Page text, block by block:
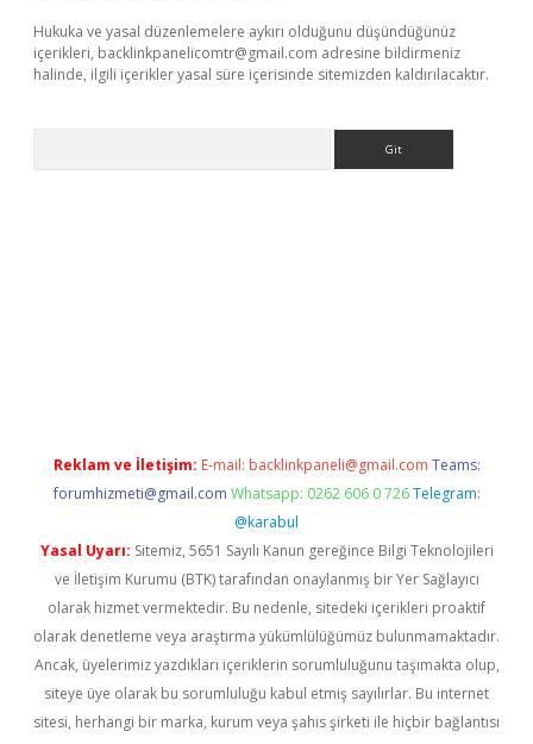
Hukuka ve yasal düzenlemelere aykırı olduğunu düşündüğünüz
içerikleri, backlinkpanelicomtr@gmail.com adresine bildirmeniz
halinde, ilgili içerikler yasal süre içerisinde sitemizden kaldırılacaktır.
Reklam ve İletişim: E-mail: backlinkpaneli@gmail.com Teams:
forumhizmeti@gmail.com Whatsapp: 0262 606 0 726 Telegram:
@karabul
Yasal Uyarı: Sitemiz, 5651 Sayılı Kanun gereğince Bilgi Teknolojileri
ve İletişim Kurumu (BTK) tarafından onaylanmış bir Yer Sağlayıcı
olarak hizmet vermektedir. Bu nedenle, sitedeki içerikleri proaktif
olarak denetleme veya araştırma yükümlülüğümüz bulunmamaktadır.
Ancak, üyelerimiz yazdıkları içeriklerin sorumluluğunu taşımakta olup,
siteye üye olarak bu sorumluluğu kabul etmiş sayılırlar. Bu internet
sitesi, herhangi bir marka, kurum veya şahıs şirketi ile hiçbir bağlantısı